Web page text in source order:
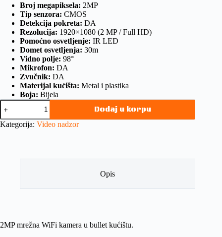
Broj megapiksela: 2MP
Tip senzora: CMOS
Detekcija pokreta: DA
Rezolucija: 1920×1080 (2 MP / Full HD)
Pomoćno osvetljenje: IR LED
Domet osvetljenja: 30m
Vidno polje: 98°
Mikrofon: DA
Zvučnik: DA
Materijal kućišta: Metal i plastika
Boja: Bijela
Dodaj u korpu
Kategorija: Video nadzor
Opis
2MP mrežna WiFi kamera u bullet kućištu.